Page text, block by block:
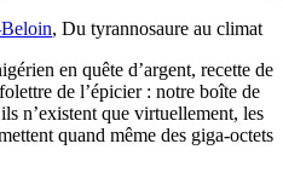
, Du tyrannosaure au climat
en quête d’argent, recette de
de l’épicier : notre boîte de
n’existent que virtuellement, les
quand même des giga-octets